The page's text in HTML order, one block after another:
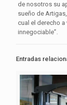
de nosotros su
sueño de
cual el derecho a
innegociable”.
Entradas